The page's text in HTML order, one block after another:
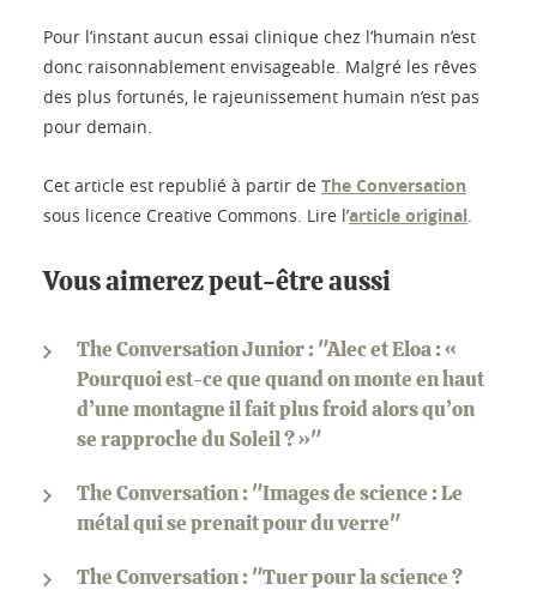
Pour l’instant aucun essai clinique chez l’humain n’est
donc raisonnablement envisageable. Malgré les rêves
des plus fortunés, le rajeunissement humain n’est pas
pour demain.
Cet article est republié à partir de The Conversation
sous licence Creative Commons. Lire l’article original.
Vous aimerez peut-être aussi
The Conversation Junior : "Alec et Eloa : «
Pourquoi est-ce que quand on monte en haut
d’une montagne il fait plus froid alors qu’on
se rapproche du Soleil ? »"
The Conversation : "Images de science : Le
métal qui se prenait pour du verre"
The Conversation : "Tuer pour la science ?